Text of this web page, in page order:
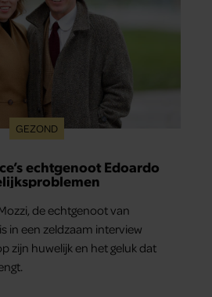
GEZOND
echtgenoot Edoardo
de echtgenoot van
in een zeldzaam interview
zijn huwelijk en het geluk dat